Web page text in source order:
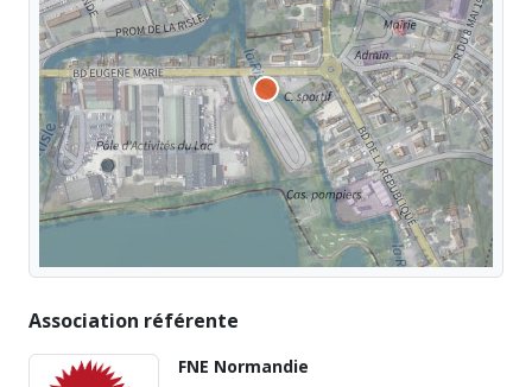
Association référente
FNE Normandie